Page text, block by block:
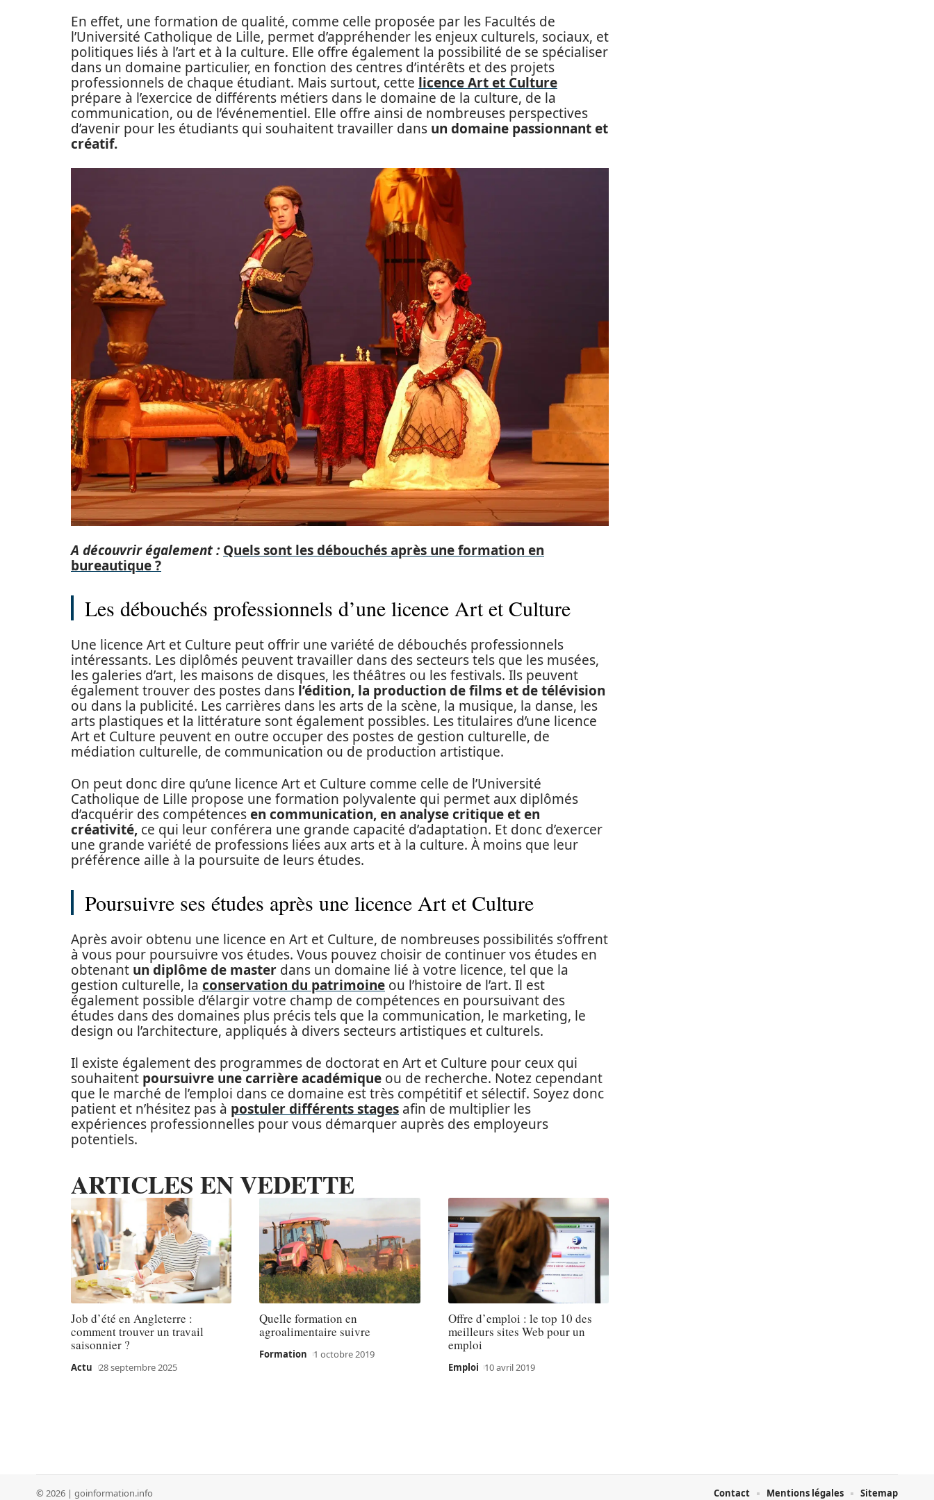
En effet, une formation de qualité, comme celle proposée par les Facultés de
l’Université Catholique de Lille, permet d’appréhender les enjeux culturels, sociaux, et
politiques liés à l’art et à la culture. Elle offre également la possibilité de se spécialiser
dans un domaine particulier, en fonction des centres d’intérêts et des projets
professionnels de chaque étudiant. Mais surtout, cette licence Art et Culture
prépare à l’exercice de différents métiers dans le domaine de la culture, de la
communication, ou de l’événementiel. Elle offre ainsi de nombreuses perspectives
d’avenir pour les étudiants qui souhaitent travailler dans un domaine passionnant et
créatif.
A découvrir également : Quels sont les débouchés après une formation en
bureautique ?
Les débouchés professionnels d’une licence Art et Culture
Une licence Art et Culture peut offrir une variété de débouchés professionnels
intéressants. Les diplômés peuvent travailler dans des secteurs tels que les musées,
les galeries d’art, les maisons de disques, les théâtres ou les festivals. Ils peuvent
également trouver des postes dans l’édition, la production de films et de télévision
ou dans la publicité. Les carrières dans les arts de la scène, la musique, la danse, les
arts plastiques et la littérature sont également possibles. Les titulaires d’une licence
Art et Culture peuvent en outre occuper des postes de gestion culturelle, de
médiation culturelle, de communication ou de production artistique.
On peut donc dire qu’une licence Art et Culture comme celle de l’Université
Catholique de Lille propose une formation polyvalente qui permet aux diplômés
d’acquérir des compétencesen communication, en analyse critique et en
créativité, ce qui leur conférera une grande capacité d’adaptation. Et donc d’exercer
une grande variété de professions liées aux arts et à la culture. À moins que leur
préférence aille à la poursuite de leurs études.
Poursuivre ses études après une licence Art et Culture
Après avoir obtenu une licence en Art et Culture, de nombreuses possibilités s’offrent
à vous pour poursuivre vos études. Vous pouvez choisir de continuer vos études en
obtenant un diplôme de master dans un domaine lié à votre licence, tel que la
gestion culturelle, la conservation du patrimoine ou l’histoire de l’art. Il est
également possible d’élargir votre champ de compétences en poursuivant des
études dans des domaines plus précis tels que la communication, le marketing, le
design ou l’architecture, appliqués à divers secteurs artistiques et culturels.
Il existe également des programmes de doctorat en Art et Culture pour ceux qui
souhaitent poursuivre une carrière académique ou de recherche. Notez cependant
que le marché de l’emploi dans ce domaine est très compétitif et sélectif. Soyez donc
patient et n’hésitez pas à postuler différents stages afin de multiplier les
expériences professionnelles pour vous démarquer auprès des employeurs
potentiels.
ARTICLES EN VEDETTE
Job d’été en Angleterre :
comment trouver un travail
saisonnier ?
Actu 28 septembre 2025
Quelle formation en
agroalimentaire suivre
Formation 1 octobre 2019
Offre d’emploi : le top 10 des
meilleurs sites Web pour un
emploi
Emploi 10 avril 2019
© 2026 | goinformation.info Contact Mentions légales Sitemap